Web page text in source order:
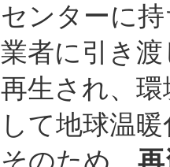
センターに
業者に引き
再生され、
して地球温
そのため、